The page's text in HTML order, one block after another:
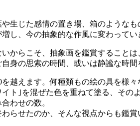
生じた感情の置き場、箱のような
し、今の抽象的な作風に変わってい
からこそ、抽象画を鑑賞すること
身の思索の時間、或いは静謐な時間
越えます。何種類もの絵の具を様
ト｣を混ぜた色を重ねて塗る、そ
わせの数。
らせたのか、そんな視点からも鑑